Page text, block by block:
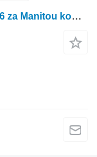
Elektroklapan Manitou Ts0000077716 za Manitou kombajna